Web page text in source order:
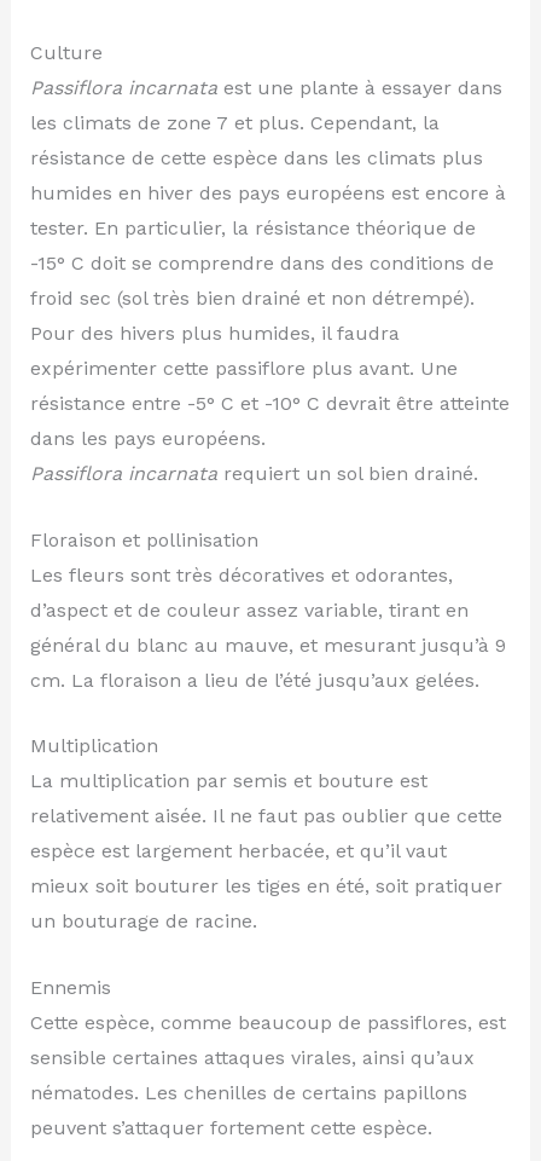
Culture
Passiflora incarnataest une plante à essayer dans
les climats de zone 7 et plus. Cependant, la
résistance de cette espèce dans les climats plus
humides en hiver des pays européens est encore à
tester. En particulier, la résistance théorique de
-15° C doit se comprendre dans des conditions de
froid sec (sol très bien drainé et non détrempé).
Pour des hivers plus humides, il faudra
expérimenter cette passiflore plus avant. Une
résistance entre -5° C et -10° C devrait être atteinte
dans les pays européens.
Passiflora incarnatarequiert un sol bien drainé.
Floraison et pollinisation
Les fleurs sont très décoratives et odorantes,
d’aspect et de couleur assez variable, tirant en
général du blanc au mauve, et mesurant jusqu’à 9
cm. La floraison a lieu de l’été jusqu’aux gelées.
Multiplication
La multiplication par semis et bouture est
relativement aisée. Il ne faut pas oublier que cette
espèce est largement herbacée, et qu’il vaut
mieux soit bouturer les tiges en été, soit pratiquer
un bouturage de racine.
Ennemis
Cette espèce, comme beaucoup de passiflores, est
sensible certaines attaques virales, ainsi qu’aux
nématodes. Les chenilles de certains papillons
peuvent s’attaquer fortement cette espèce.